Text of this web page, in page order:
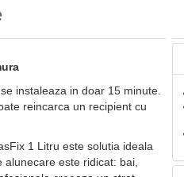
instaleaza in doar 15 minute.
reincarca un recipient cu
1 Litru este solutia ideala
este ridicat: bai,